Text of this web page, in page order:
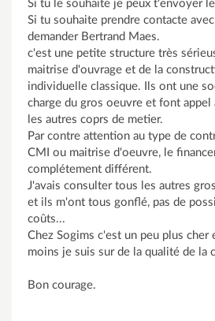
Si tu le souhaite je peux t'envoyer
Si tu souhaite prendre contacte
demander Bertrand Maes.
c'est une petite structure très
maitrise d'ouvrage et de la
individuelle classique. Ils ont une
charge du gros oeuvre et font
les autres coprs de metier.
Par contre attention au type de
CMI ou maitrise d'oeuvre, le
complétement différent.
J'avais consulter tous les autres
et ils m'ont tous gonflé, pas de
coûts...
Chez Sogims c'est un peu plus cher
moins je suis sur de la qualité de la
Bon courage.